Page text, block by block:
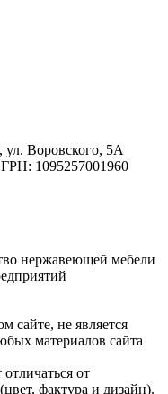
ул. Воровского, 5А
1095257001960
нержавеющей мебели
сайте, не является
материалов сайта
от
фактура и дизайн).